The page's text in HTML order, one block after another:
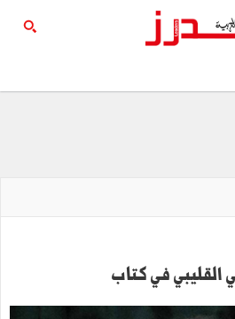
القليبي في كتاب